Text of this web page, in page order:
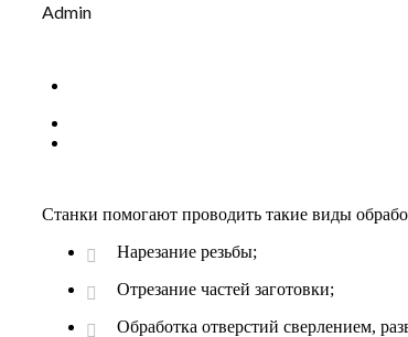
Admin
Станки помогают проводить такие виды
Нарезание резьбы;
Отрезание частей заготовки;
Обработка отверстий сверлением,